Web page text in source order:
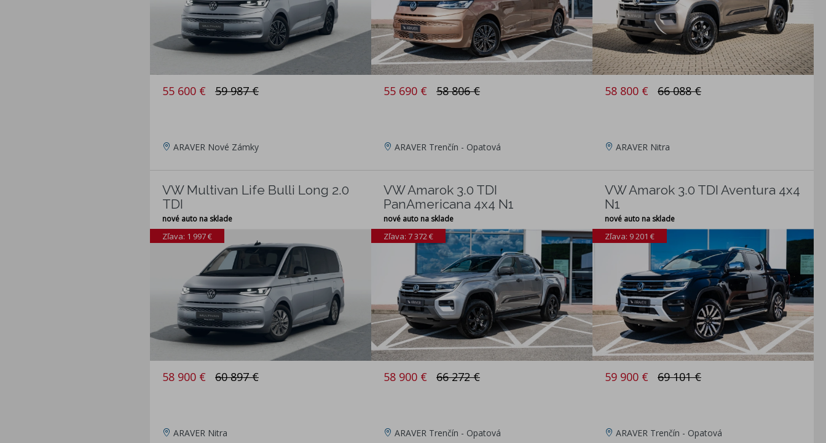
55 600 € 59 987 €
ARAVER Nové Zámky
55 690 € 58 806 €
ARAVER Trenčín - Opatová
58 800 € 66 088 €
ARAVER Nitra
VW Multivan Life Bulli Long 2.0
TDI
nové auto na sklade
Zľava: 1 997 €
58 900 € 60 897 €
ARAVER Nitra
VW Amarok 3.0 TDI
PanAmericana 4x4 N1
nové auto na sklade
Zľava: 7 372 €
58 900 € 66 272 €
ARAVER Trenčín - Opatová
VW Amarok 3.0 TDI Aventura 4x4
N1
nové auto na sklade
Zľava: 9 201 €
59 900 € 69 101 €
ARAVER Trenčín - Opatová